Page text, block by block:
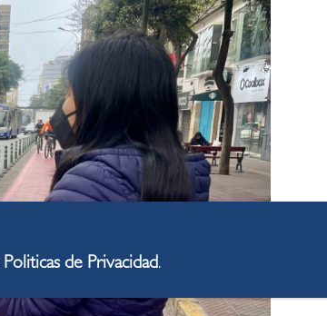
Politicas de Privacidad.